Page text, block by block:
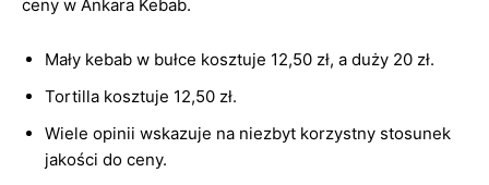
ceny w Ankara Kebab.
Mały kebab w bułce kosztuje 12,50 zł, a duży 20 zł.
Tortilla kosztuje 12,50 zł.
Wiele opinii wskazuje na niezbyt korzystny stosunek
jakości do ceny.